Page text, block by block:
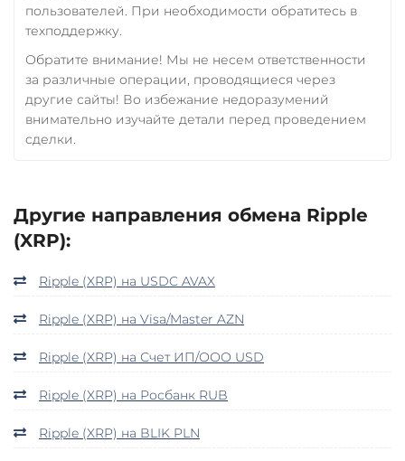
пользователей. При необходимости обратитесь в
техподдержку.
Обратите внимание! Мы не несем ответственности
за различные операции, проводящиеся через
другие сайты! Во избежание недоразумений
внимательно изучайте детали перед проведением
сделки.
Другие направления обмена Ripple
(XRP):
Ripple (XRP) на USDC AVAX
Ripple (XRP) на Visa/Master AZN
Ripple (XRP) на Счет ИП/ООО USD
Ripple (XRP) на Росбанк RUB
Ripple (XRP) на BLIK PLN